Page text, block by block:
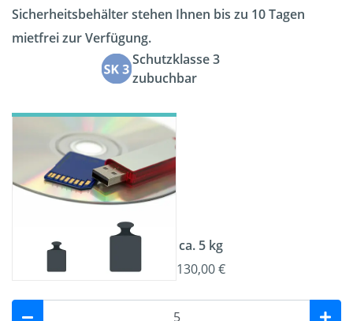
Sicherheitsbehälter stehen Ihnen bis zu 10 Tagen
mietfrei zur Verfügung.
Schutzklasse 3
zubuchbar
ca. 5 kg
130,00 €